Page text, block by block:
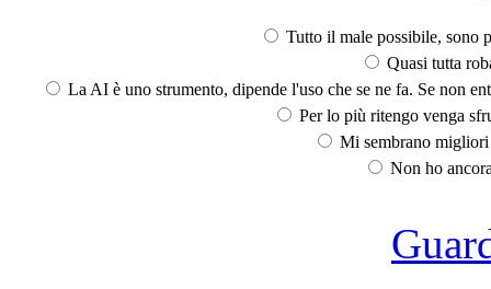
Tutto il male possibile, sono
Quasi tutta
La AI è uno strumento, dipende l'uso che se ne fa. Se non
Per lo più ritengo venga
Mi sembrano
Non ho